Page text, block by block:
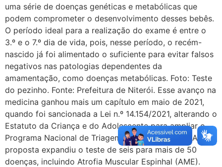
uma série de doenças genéticas e metabólicas que
podem comprometer o desenvolvimento desses bebês.
O período ideal para a realização do exame é entre o
3.º e o 7.º dia de vida, pois, nesse período, o recém-
nascido já foi alimentado o suficiente para evitar falsos
negativos nas patologias dependentes da
amamentação, como doenças metabólicas. Foto: Teste
do pezinho. Fonte: Prefeitura de Niterói. Esse avanço na
medicina ganhou mais um capítulo em maio de 2021,
quando foi sancionada a Lei n.º 14.154/2021, alterando o
Estatuto da Criança e do Adolescente para ampliar o
Programa Nacional de Triagem Neonatal no SUS. A
proposta expandiu o teste de seis para mais de 50
doenças, incluindo Atrofia Muscular Espinhal (AME).